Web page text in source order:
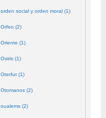
orden social y orden moral (1)
Orfeo (2)
Oriente (1)
Osiris (1)
Oterfut (1)
Otomanos (2)
oualems (2)